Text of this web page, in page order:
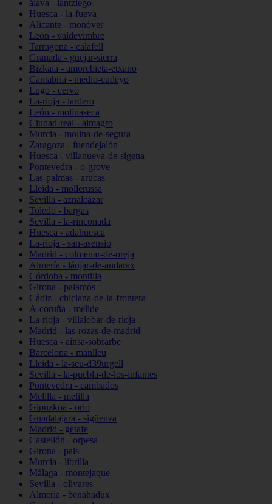
álava - lantziego
Huesca - la-fueva
Alicante - monòver
León - valdevimbre
Tarragona - calafell
Granada - güejar-sierra
Bizkaia - amorebieta-etxano
Cantabria - medio-cudeyo
Lugo - cervo
La-rioja - lardero
León - molinaseca
Ciudad-real - almagro
Murcia - molina-de-segura
Zaragoza - fuendejalón
Huesca - villanueva-de-sigena
Pontevedra - o-grove
Las-palmas - arucas
Lleida - mollerussa
Sevilla - aznalcázar
Toledo - bargas
Sevilla - la-rinconada
Huesca - adahuesca
La-rioja - san-asensio
Madrid - colmenar-de-oreja
Almería - láujar-de-andarax
Córdoba - montilla
Girona - palamós
Cádiz - chiclana-de-la-frontera
A-coruña - melide
La-rioja - villalobar-de-rioja
Madrid - las-rozas-de-madrid
Huesca - aínsa-sobrarbe
Barcelona - manlleu
Lleida - la-seu-d39urgell
Sevilla - la-puebla-de-los-infantes
Pontevedra - cambados
Melilla - melilla
Gipuzkoa - orio
Guadalajara - sigüenza
Madrid - getafe
Castellón - orpesa
Girona - pals
Murcia - librilla
Málaga - montejaque
Sevilla - olivares
Almería - benahadux